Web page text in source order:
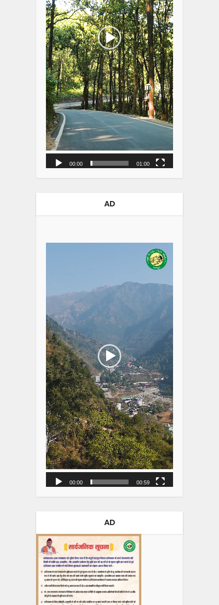
00:00 01:00
AD
00:00 00:59
AD